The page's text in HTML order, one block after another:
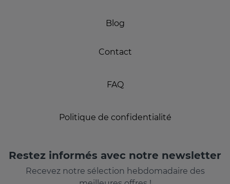
Blog
Contact
FAQ
Politique de confidentialité
Restez informés avec notre newsletter
Recevez notre sélection hebdomadaire des